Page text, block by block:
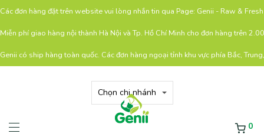
Các đơn hàng đặt trên website vui lòng nhắn tin qua Page: Genii - Raw &
Miễn phí giao hàng nội thành Hà Nội và Tp. Hồ Chí Minh cho đơn hàng trên
Genii có ship hàng toàn quốc. Các đơn hàng ngoại tỉnh khu vực phía Bắc,
0